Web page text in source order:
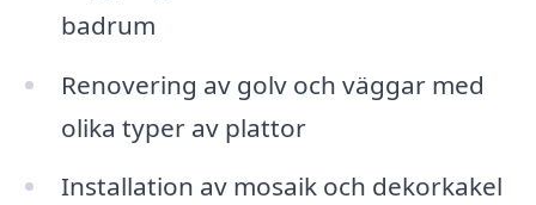
badrum
Renovering av golv och väggar med
olika typer av plattor
Installation av mosaik och dekorkakel